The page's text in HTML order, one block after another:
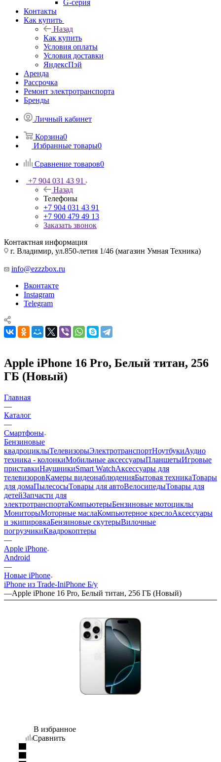
G-серия
Контакты
Как купить
Назад
Как купить
Условия оплаты
Условия доставки
ЯндексПэй
Аренда
Рассрочка
Ремонт электротранспорта
Бренды
Личный кабинет
Корзина0
Избранные товары0
Сравнение товаров0
+7 904 031 43 91
Назад
Телефоны
+7 904 031 43 91
+7 900 479 49 13
Заказать звонок
Контактная информация
г. Владимир, ул.850-летия 1/46 (магазин Умная Техника)
info@ezzzbox.ru
Вконтакте
Instagram
Telegram
Apple iPhone 16 Pro, Белый титан, 256
ГБ (Новый)
Главная
—
Каталог
—
Смартфоны
Бензиновые
квадроциклыТелевизорыЭлектротранспортНоутбукиАудио
техника - колонкиМобильные аксессуарыПланшетыИгровые
приставкиНаушникиSmart WatchАксессуары для
телевизоровКамеры видеонаблюденияБытовая техникаТовары
для домаПылесосыТовары для автоВелосипедыТовары для
детейЗапчасти для
электротранспортаКомпьютерыБензиновые мотоциклы
МониторыМоторные маслаКомпьютерное креслоАксессуары
и экипировкаБензиновые скутерыВилочные
погрузчикиКвадрокоптеры
—
Apple iPhone
Android
—
Новые iPhone
iPhone из Trade-IniPhone Б/у
—Apple iPhone 16 Pro, Белый титан, 256 ГБ (Новый)
В избранное
Сравнить